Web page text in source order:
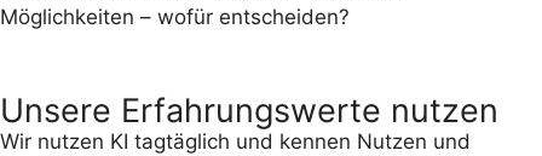
Möglichkeiten – wofür entscheiden?
Unsere Erfahrungswerte nutzen
Wir nutzen KI tagtäglich und kennen Nutzen und